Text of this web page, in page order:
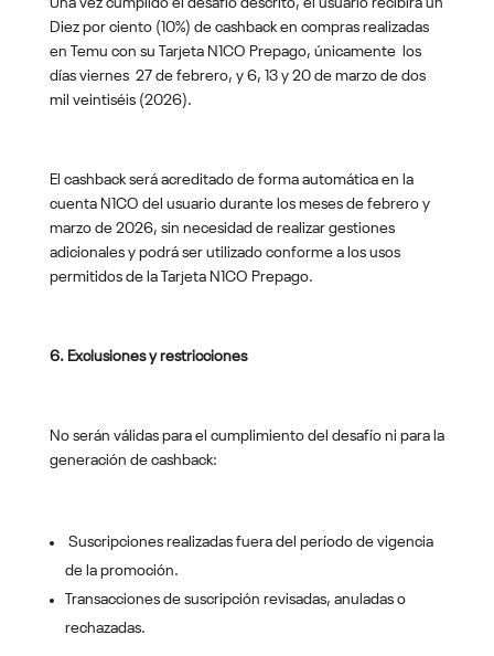
Una vez cumplido el desafío descrito, el usuario recibirá un
Diez por ciento (10%) de cashback en compras realizadas
en Temu con su Tarjeta N1CO Prepago, únicamente los
días viernes 27 de febrero, y 6, 13 y 20 de marzo de dos
mil veintiséis (2026).
El cashback será acreditado de forma automática en la
cuenta N1CO del usuario durante los meses de febrero y
marzo de 2026, sin necesidad de realizar gestiones
adicionales y podrá ser utilizado conforme a los usos
permitidos de la Tarjeta N1CO Prepago.
6. Exclusiones y restricciones
No serán válidas para el cumplimiento del desafío ni para la
generación de cashback:
Suscripciones realizadas fuera del período de vigencia
de la promoción.
Transacciones de suscripción revisadas, anuladas o
rechazadas.